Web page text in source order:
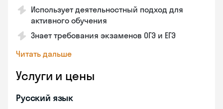
Использует деятельностный подход для
активного обучения
Знает требования экзаменов ОГЭ и ЕГЭ
Читать дальше
Услуги и цены
Русский язык